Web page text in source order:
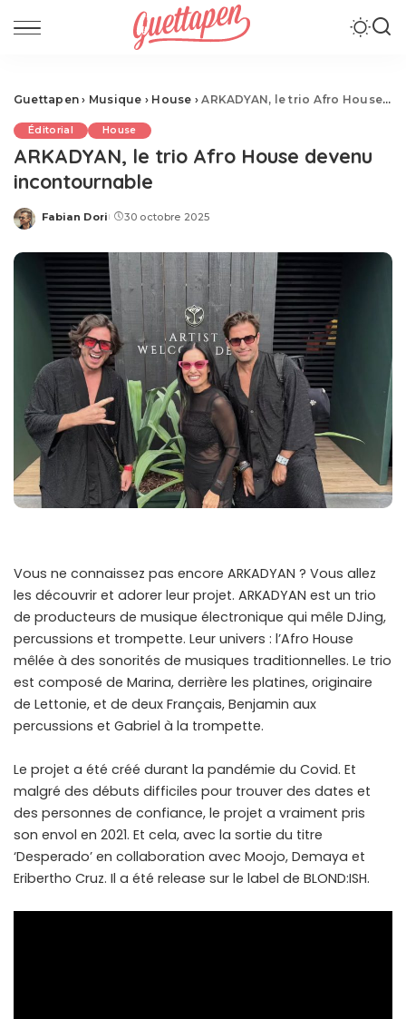
Guettapen › Musique › House ›ARKADYAN, le trio Afro House devenu incontournable
Éditorial House
ARKADYAN, le trio Afro House devenu
incontournable
Posted
Fabian Dori 30 octobre 2025
Vous ne connaissez pas encore ARKADYAN ? Vous allez
les découvrir et adorer leur projet. ARKADYAN est un trio
de producteurs de musique électronique qui mêle DJing,
percussions et trompette. Leur univers : l’Afro House
mêlée à des sonorités de musiques traditionnelles. Le trio
est composé de Marina, derrière les platines, originaire
de Lettonie, et de deux Français, Benjamin aux
percussions et Gabriel à la trompette.
Le projet a été créé durant la pandémie du Covid. Et
malgré des débuts difficiles pour trouver des dates et
des personnes de confiance, le projet a vraiment pris
son envol en 2021. Et cela, avec la sortie du titre
‘Desperado’ en collaboration avec Moojo, Demaya et
Eribertho Cruz. Il a été release sur le label de BLOND:ISH.